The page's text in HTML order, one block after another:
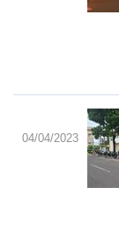
04/04/2023